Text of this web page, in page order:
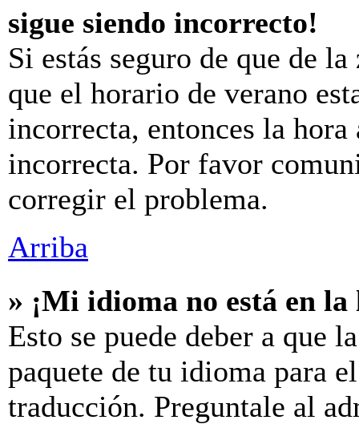
sigue siendo incorrecto!
Si estás seguro de que de
que el horario de verano
incorrecta, entonces la
incorrecta. Por favor
corregir el problema.
Arriba
» ¡Mi idioma no está en
Esto se puede deber a que
paquete de tu idioma para
traducción. Preguntale al